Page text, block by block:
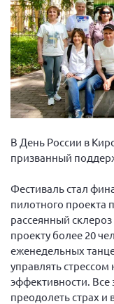
Президент
Первый вице-
Генеральный
Вице-
Вице-
Вице-
Вице-
Вице-
Вице-
Вице-
В День России в
призванный
Фестиваль стал
пилотного проекта
рассеянный
проекту более 20
еженедельных
управлять
эффективности. Все
преодолеть страх и